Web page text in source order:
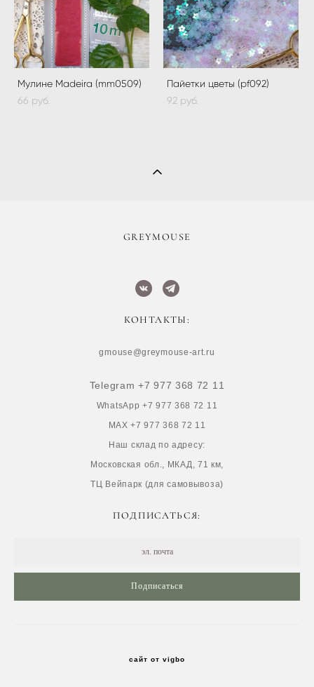
Мулине Madeira (mm0509)
66 pуб.
Пайетки цветы (pf092)
92 pуб.
​GREYMOUSE
КОНТАКТЫ:
gmouse@greymouse-art.ru
Telegram +7 977 368 72 11
WhatsApp +7 977 368 72 11
MAX +7 977 368 72 11
Наш склад по адресу:
Московская обл., МКАД, 71 км,
ТЦ Вейпарк (для самовывоза)
ПОДПИСАТЬСЯ:
Подписаться
сайт от vigbo